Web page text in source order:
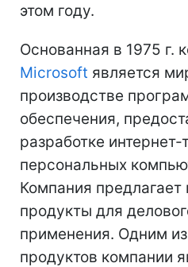
этом году.
Основанная в 1975 г.
Microsoft является
производстве
обеспечения,
разработке интернет-
персональных
Компания
продукты для
применения. Одним
продуктов компании